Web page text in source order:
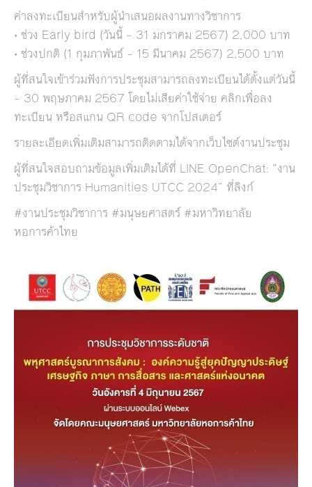
ค่าลงทะเบียนสำหรับผู้นำเสนอผลงานทางวิชาการ
• ช่วง Early bird (วันนี้ – 31 มกราคม 2567) 2,000 บาท
• ช่วงปกติ (1 กุมภาพันธ์ – 15 มีนาคม 2567) 2,500 บาท
ผู้ที่สนใจเข้าร่วมฟังการประชุมสามารถลงทะเบียนได้ตั้งแต่วันนี้
– 30 พฤษภาคม 2567 โดยไม่เสียค่าใช้จ่าย คลิกเพื่อลง
ทะเบียน หรือสแกน QR code จากโปสเตอร์
รายละเอียดเพิ่มเติมสามารถติดตามได้จากเว็บไซต์งานประชุม
ผู้ที่สนใจสอบถามข้อมูลเพิ่มเติมได้ที่ LINE OpenChat: “งาน
ประชุมวิชาการ Humanities UTCC 2024” ที่ลิงก์
#งานประชุมวิชาการ #มนุษยศาสตร์ #มหาวิทยาลัย
หอการค้าไทย